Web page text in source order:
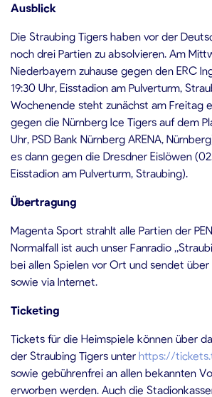
Ausblick
Die Straubing Tigers haben vor der
noch drei Partien zu absolvieren. Am
Niederbayern zuhause gegen den ERC
19:30 Uhr, Eisstadion am Pulverturm,
Wochenende steht zunächst am Freitag
gegen die Nürnberg Ice Tigers auf dem
Uhr, PSD Bank Nürnberg ARENA,
es dann gegen die Dresdner Eislöwen
Eisstadion am Pulverturm, Straubing).
Übertragung
Magenta Sport strahlt alle Partien der
Normalfall ist auch unser Fanradio
bei allen Spielen vor Ort und sendet über
sowie via Internet.
Ticketing
Tickets für die Heimspiele können über
der Straubing Tigers unter https://
sowie gebührenfrei an allen bekannten
erworben werden. Auch die